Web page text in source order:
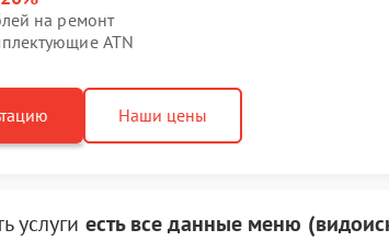
на ремонт
ATN
Наши цены
услуги есть все данные меню